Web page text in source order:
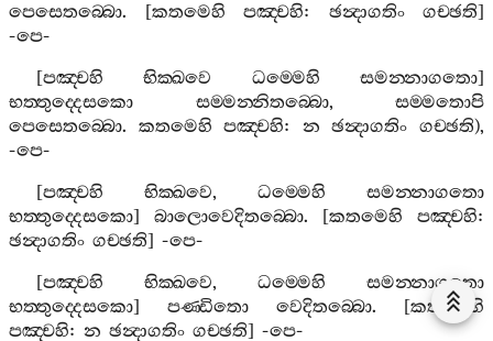
පෙසෙතබ‍්බො. [කතමෙහි පඤ‍්චහි: ඡන්‍දාගතිං ගච‍්ඡති]
-පෙ-
[පඤ‍්චහි භික‍්ඛවෙ ධම‍්මෙහි සමන‍්නාගතො]
භත‍්තුද‍්දෙසකො
සම‍්මන‍්නිතබ‍්බො, සම‍්මතොපි
පෙසෙතබ‍්බො. කතමෙහි පඤ‍්චහි: න ඡන්‍දාගතිං ගච‍්ඡති),
-පෙ-
[පඤ‍්චහි භික‍්ඛවෙ, ධම‍්මෙහි
සමන‍්නාගතො
භත‍්තුද‍්දෙසකො] බාලොවෙදිතබ‍්බො. [කතමෙහි පඤ‍්චහි:
ඡන්‍දාගතිං ගච‍්ඡති] -පෙ-
[පඤ‍්චහි භික‍්ඛවෙ, ධම‍්මෙහි
සමන‍්නාගතො
භත‍්තුද‍්දෙසකො] පණ‍්ඩිතො වෙදිතබ‍්බො. [කතමෙහි
පඤ‍්චහි: න ඡන්‍දාගතිං ගච‍්ඡති] -පෙ-